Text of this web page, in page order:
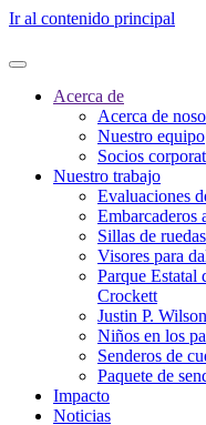
Ir al contenido principal
Acerca de
Acerca de
Nuestro equipo
Socios
Nuestro trabajo
Evaluaciones
Embarcaderos
Sillas de
Visores para
Parque
Crockett
Justin P.
Niños en los
Senderos de
Paquete de
Impacto
Noticias